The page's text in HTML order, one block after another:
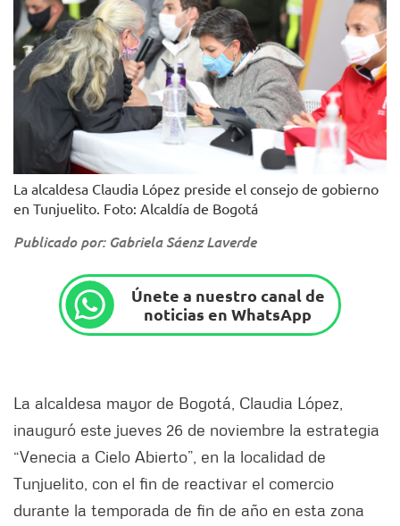
La alcaldesa Claudia López preside el consejo de gobierno
en Tunjuelito. Foto: Alcaldía de Bogotá
Publicado por: Gabriela Sáenz Laverde
Únete a nuestro canal de
noticias en WhatsApp
La alcaldesa mayor de Bogotá, Claudia López,
inauguró este jueves 26 de noviembre la estrategia
“Venecia a Cielo Abierto”, en la localidad de
Tunjuelito, con el fin de reactivar el comercio
durante la temporada de fin de año en esta zona